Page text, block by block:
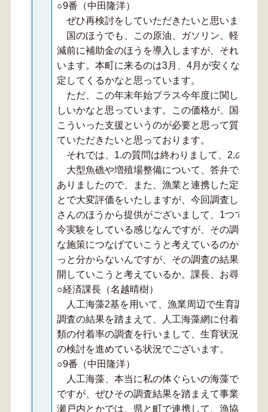
○9番（中田隆洋）
ぜひ再検討をしていただきたいと思います。
国のほうでも、この原油、ガソリン、軽油に
減前に補助金のほうを導入しますが、それは今
います。本町に来るのは3月、4月が安くなる。
定してくるかなと思っています。
ただ、この年末年始プラス今年度に関して厳
しいかなと思っています。この価格が、国の支
こういった支援というのが必要と思って質問を
ていただきたいと思っております。
それでは、1.の質問は終わりまして、2.の質問
大型魚礁や増殖場整備について、答弁で県の
ありましたので、また、漁業と連携した定点調
とで大変評価をいたしますが、今回調査してい
さんのほうから提供がございまして、1つです
今実験をしている感じなんですが、その調査の
な施策につなげていこうと考えているのか。人
っと分からないんですが、その調査の結果を踏
開していこうと考えているか。課長、お尋ねい
○経済課長（名越晴樹）
人工海藻2基を用いて、漁業周辺で生育調査を
調査の結果を踏まえて、人工海藻網に付着する
類の付着率の調査を行いまして、生育状況の把
の検討を進めている状況でございます。
○9番（中田隆洋）
人工海藻、本当に私の体ぐらいの海藻で、ち
ですが、ぜひその調査結果を踏まえて事業化を
瀬戸内とかでは、県と町で連携して、漁協も入